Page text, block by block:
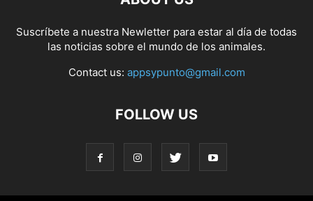
Suscríbete a nuestra Newletter para estar al día de todas
las noticias sobre el mundo de los animales.
Contact us: appsypunto@gmail.com
FOLLOW US